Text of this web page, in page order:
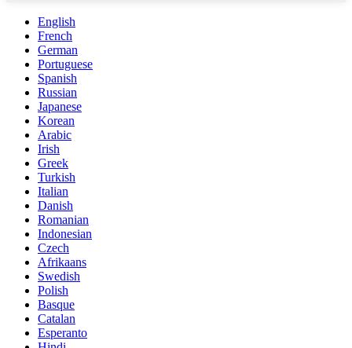
English
French
German
Portuguese
Spanish
Russian
Japanese
Korean
Arabic
Irish
Greek
Turkish
Italian
Danish
Romanian
Indonesian
Czech
Afrikaans
Swedish
Polish
Basque
Catalan
Esperanto